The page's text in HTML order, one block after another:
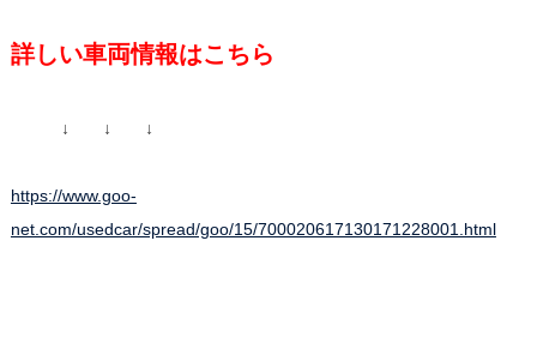
詳しい車両情報はこちら
↓ ↓ ↓
https://www.goo-
net.com/usedcar/spread/goo/15/700020617130171228001.html